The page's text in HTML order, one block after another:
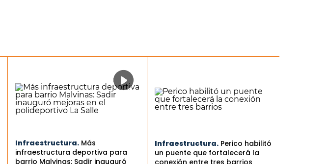
Infraestructura. Más
infraestructura deportiva para
barrio Malvinas: Sadir inauguró
Infraestructura. Perico habilitó
un puente que fortalecerá la